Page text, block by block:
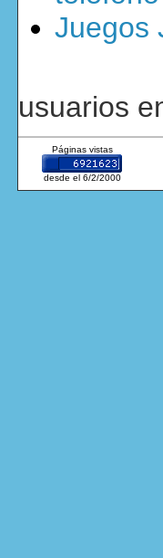
Juegos
usuarios
Páginas vistas
desde el 6/2/2000